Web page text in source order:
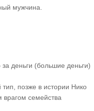
мужчина.
деньги (большие деньги)
тип, позже в истории Нико
врагом семейства